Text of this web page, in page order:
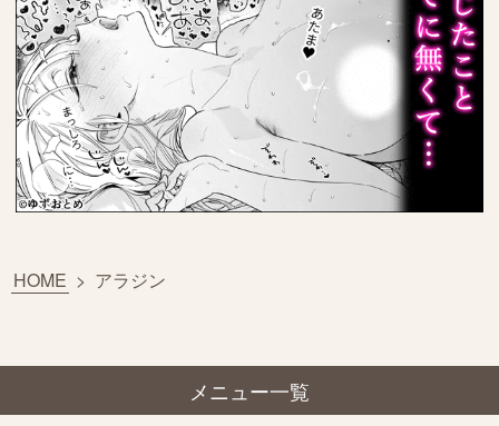
HOME > アラジン
メニュー一覧